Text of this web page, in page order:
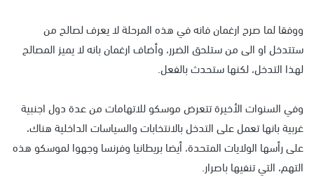
ووفقا لما صرح ارغمان فانه في هذه المرحلة لا يعرف لصالح من
ستتدخل او الى من ستلحق الضرر، وأضاف ارغمان بانه لا يميز المصالح
لهذا التدخل، لكنها ستحدث بالفعل.
وفي السنوات الأخيرة تتعرض موسكو للاتهامات من عدة دول اجنبية
غربية بانها تعمل على التدخل بالانتخابات والسياسات الداخلية هناك،
على رأسها الولايات المتحدة، أيضا بريطانيا وفرنسا وجهوا لموسكو هذه
التهم، التي تنفيها باصرار.